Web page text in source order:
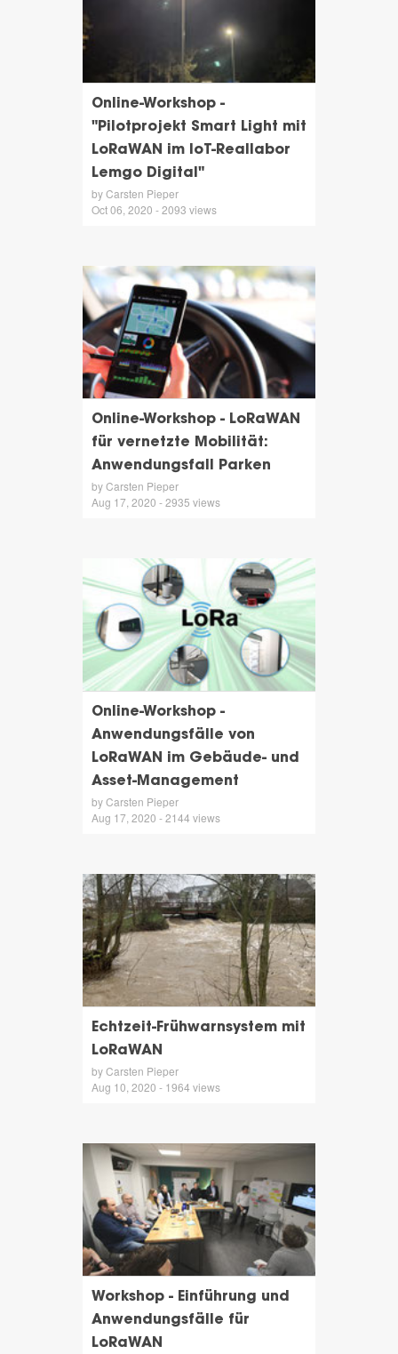
Online-Workshop -
"Pilotprojekt Smart Light mit
LoRaWAN im IoT-Reallabor
Lemgo Digital"
by Carsten Pieper
Oct 06, 2020 - 2093 views
Online-Workshop - LoRaWAN
für vernetzte Mobilität:
Anwendungsfall Parken
by Carsten Pieper
Aug 17, 2020 - 2935 views
Online-Workshop -
Anwendungsfälle von
LoRaWAN im Gebäude- und
Asset-Management
by Carsten Pieper
Aug 17, 2020 - 2144 views
Echtzeit-Frühwarnsystem mit
LoRaWAN
by Carsten Pieper
Aug 10, 2020 - 1964 views
Workshop - Einführung und
Anwendungsfälle für
LoRaWAN